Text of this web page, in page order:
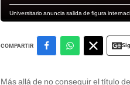
Universitario anuncia salida de figura
COMPARTIR
Más allá de no conseguir el título